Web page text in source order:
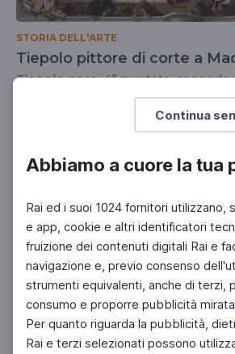
Continua
Abbiamo a cuore la tua
Rai ed i suoi 1024 fornitori utilizzano,
e app, cookie e altri identificatori
fruizione dei contenuti digitali Rai e
navigazione e, previo consenso
strumenti equivalenti, anche di terzi,
consumo e proporre pubblicità
Per quanto riguarda la pubblicità,
Rai e terzi selezionati possono
STORIA DELL'ARTE
Tiepolo pittore di corte a
Tiepolo nero, 4° puntata, seconda